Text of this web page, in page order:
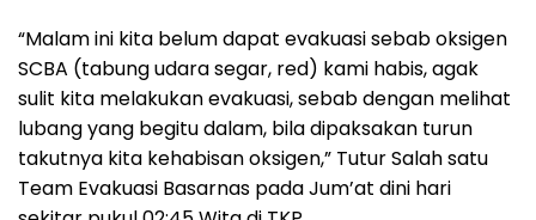
“Malam ini kita belum dapat evakuasi sebab oksigen
SCBA (tabung udara segar, red) kami habis, agak
sulit kita melakukan evakuasi, sebab dengan melihat
lubang yang begitu dalam, bila dipaksakan turun
takutnya kita kehabisan oksigen,” Tutur Salah satu
Team Evakuasi Basarnas pada Jum’at dini hari